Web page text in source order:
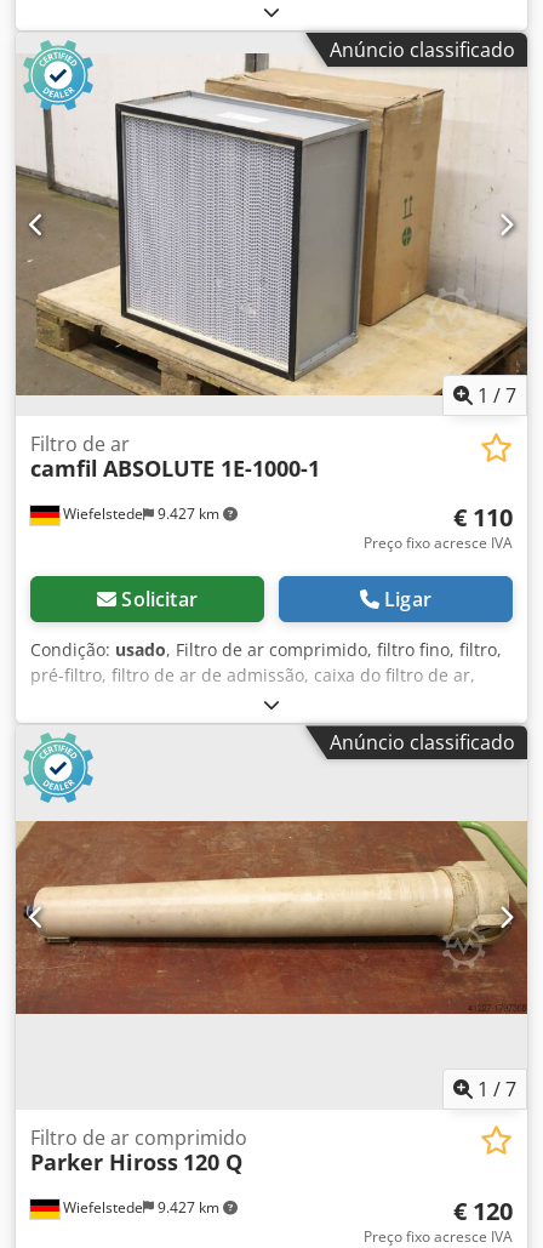
filtro de ar, caixa de filtro de ar, filtro de ar do gerador,
filtro de ventilação Dwodpfx Asvyqvqjf Eja - Fabricante:
UCC, Filtro de Ar Filtro de Respiro de Ar -Tipo: 40 5 -
Número: 4x filtros de ar disponíveis -Preço: por peça -
Dimensões: Ø 77 x 65 mm -Peso: 0,2 kg/peça
Anúncio classificado
1 /7
Wiefelstede 9.427 km
Filtro de ar
camfil ABSOLUTE 1E-1000-1
€ 110
Preço fixo acresce IVA
Solicitar Ligar
Condição: usado, Filtro de ar comprimido, filtro fino, filtro,
pré-filtro, filtro de ar de admissão, caixa do filtro de ar,
caixa do filtro de ar, filtro de ar do gerador, filtro compacto,
filtro HEPA Dwodpfx Aomrxacef Eea -Fabricante: camfil, tipo
de filtro de ar ABSOLUTE 1E-1000-1 Ovp não utilizado -
Tamanho: 610x610x292 mm -Número: 3x filtro de ar
disponível -Preço: por peça -Dimensão embalagem:
610/610/H300 mm -Peso: 17 kg/unidade.
Anúncio classificado
1 /7
Wiefelstede 9.427 km
Filtro de ar comprimido
Parker Hiross 120 Q
€ 120
Preço fixo acresce IVA